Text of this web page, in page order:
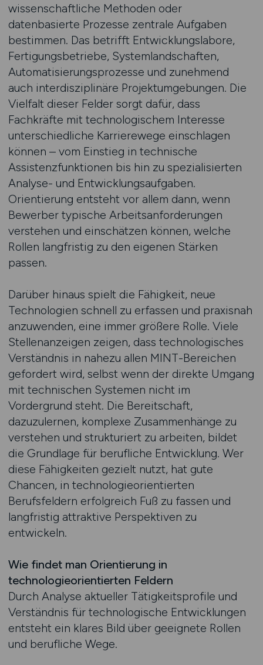
wissenschaftliche Methoden oder
datenbasierte Prozesse zentrale Aufgaben
bestimmen. Das betrifft Entwicklungslabore,
Fertigungsbetriebe, Systemlandschaften,
Automatisierungsprozesse und zunehmend
auch interdisziplinäre Projektumgebungen. Die
Vielfalt dieser Felder sorgt dafür, dass
Fachkräfte mit technologischem Interesse
unterschiedliche Karrierewege einschlagen
können – vom Einstieg in technische
Assistenzfunktionen bis hin zu spezialisierten
Analyse- und Entwicklungsaufgaben.
Orientierung entsteht vor allem dann, wenn
Bewerber typische Arbeitsanforderungen
verstehen und einschätzen können, welche
Rollen langfristig zu den eigenen Stärken
passen.
Darüber hinaus spielt die Fähigkeit, neue
Technologien schnell zu erfassen und praxisnah
anzuwenden, eine immer größere Rolle. Viele
Stellenanzeigen zeigen, dass technologisches
Verständnis in nahezu allen MINT-Bereichen
gefordert wird, selbst wenn der direkte Umgang
mit technischen Systemen nicht im
Vordergrund steht. Die Bereitschaft,
dazuzulernen, komplexe Zusammenhänge zu
verstehen und strukturiert zu arbeiten, bildet
die Grundlage für berufliche Entwicklung. Wer
diese Fähigkeiten gezielt nutzt, hat gute
Chancen, in technologieorientierten
Berufsfeldern erfolgreich Fuß zu fassen und
langfristig attraktive Perspektiven zu
entwickeln.
Wie findet man Orientierung in
technologieorientierten Feldern
Durch Analyse aktueller Tätigkeitsprofile und
Verständnis für technologische Entwicklungen
entsteht ein klares Bild über geeignete Rollen
und berufliche Wege.